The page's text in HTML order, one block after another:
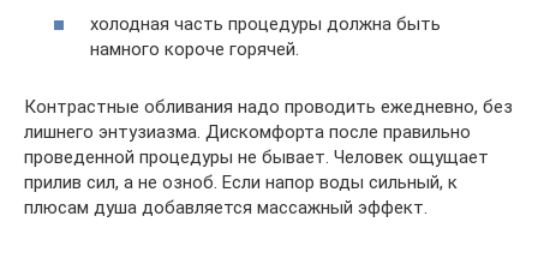
холодная часть процедуры должна быть
намного короче горячей.
Контрастные обливания надо проводить ежедневно, без
лишнего энтузиазма. Дискомфорта после правильно
проведенной процедуры не бывает. Человек ощущает
прилив сил, а не озноб. Если напор воды сильный, к
плюсам душа добавляется массажный эффект.